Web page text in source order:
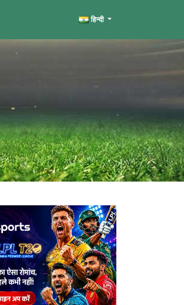
हिन्दी